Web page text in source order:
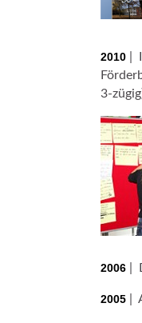
2010 |
3-
2006 |
2005 |